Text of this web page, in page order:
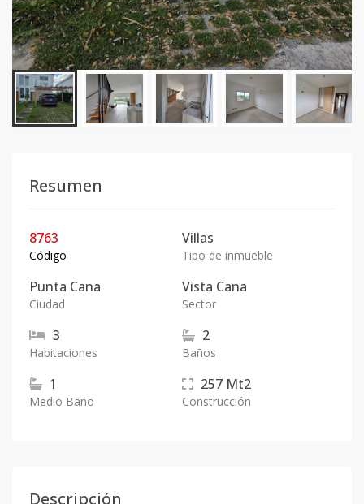
Resumen
8763
Código
Villas
Tipo de inmueble
Punta Cana
Ciudad
Vista Cana
Sector
3
Habitaciones
2
Baños
1
Medio Baño
257 Mt2
Construcción
Descripción